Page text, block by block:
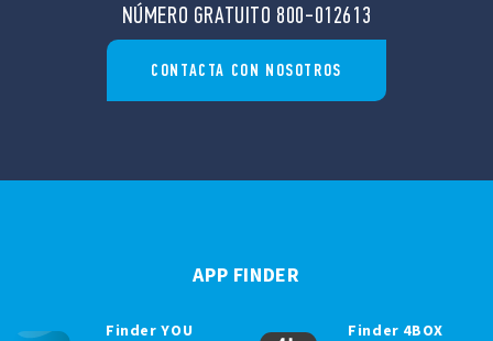
NÚMERO GRATUITO 800-012613
CONTACTA CON NOSOTROS
APP FINDER
Finder YOU Finder 4BOX